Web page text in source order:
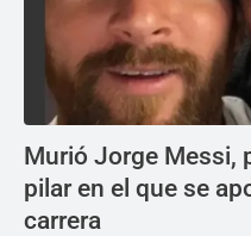
Murió Jorge Messi,
pilar en el que se
carrera